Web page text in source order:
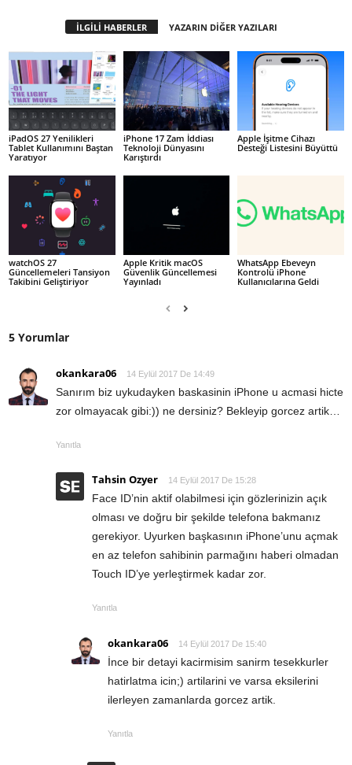
İLGİLİ HABERLER YAZARIN DİĞER YAZILARI
iPadOS 27 Yenilikleri
Tablet Kullanımını Baştan
Yaratıyor
iPhone 17 Zam İddiası
Teknoloji Dünyasını
Karıştırdı
Apple İşitme Cihazı
Desteği Listesini Büyüttü
watchOS 27
Güncellemeleri Tansiyon
Takibini Geliştiriyor
Apple Kritik macOS
Güvenlik Güncellemesi
Yayınladı
WhatsApp Ebeveyn
Kontrolü iPhone
Kullanıcılarına Geldi
5 Yorumlar
okankara06 14 Eylül 2017 De 14:49
Sanırım biz uykudayken baskasinin iPhone u acmasi hicte
zor olmayacak gibi:)) ne dersiniz? Bekleyip gorcez artik…
Yanıtla
Tahsin Ozyer 14 Eylül 2017 De 15:28
Face ID’nin aktif olabilmesi için gözlerinizin açık
olması ve doğru bir şekilde telefona bakmanız
gerekiyor. Uyurken başkasının iPhone’unu açmak
en az telefon sahibinin parmağını haberi olmadan
Touch ID’ye yerleştirmek kadar zor.
Yanıtla
okankara06 14 Eylül 2017 De 15:40
İnce bir detayi kacirmisim sanirm tesekkurler
hatirlatma icin;) artilarini ve varsa eksilerini
ilerleyen zamanlarda gorcez artik.
Yanıtla